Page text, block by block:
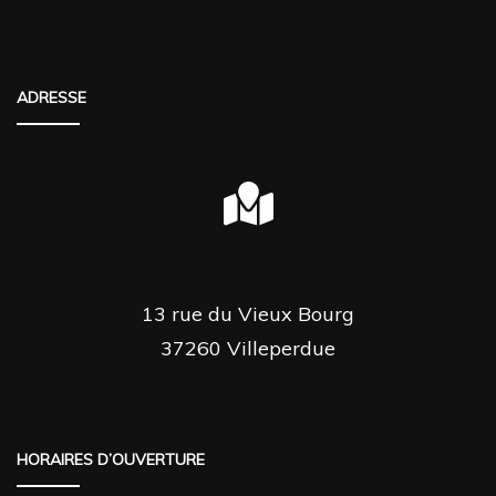
ADRESSE
13 rue du Vieux Bourg
37260 Villeperdue
HORAIRES D’OUVERTURE